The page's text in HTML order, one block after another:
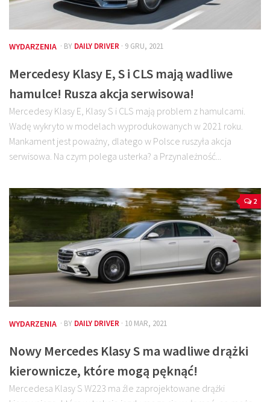
WYDARZENIA · BY DAILY DRIVER · 9 GRU, 2021
Mercedesy Klasy E, S i CLS mają wadliwe
hamulce! Rusza akcja serwisowa!
Mercedesy Klasy E, Klasy S i CLS mają problem z hamulcami.
Wadę wykryto w modelach wyprodukowanych w 2021 roku.
Mankament jest poważny, dlatego w Polsce ruszyła akcja
serwisowa. Na czym polega usterka? a Przynależność...
2
WYDARZENIA · BY DAILY DRIVER · 10 MAR, 2021
Nowy Mercedes Klasy S ma wadliwe drążki
kierownicze, które mogą pęknąć!
Mercedesa Klasy S W223 ma źle zaprojektowane drążki